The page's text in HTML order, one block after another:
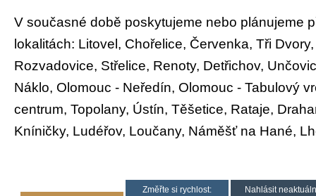
V současné době poskytujeme nebo plánujeme
lokalitách: Litovel, Chořelice, Červenka, Tři
Rozvadovice, Střelice, Renoty, Detřichov,
Náklo, Olomouc - Neředín, Olomouc - Tabulový
centrum, Topolany, Ústín, Těšetice, Rataje,
Kníničky, Ludéřov, Loučany, Náměšť na Hané,
Změřte si rychlost:
Nahlásit